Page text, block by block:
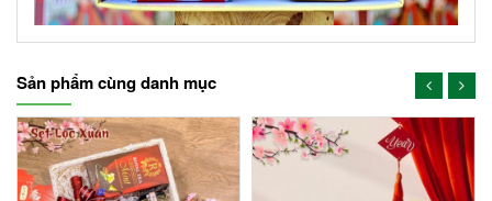
Sản phẩm cùng danh mục
-10% -7%